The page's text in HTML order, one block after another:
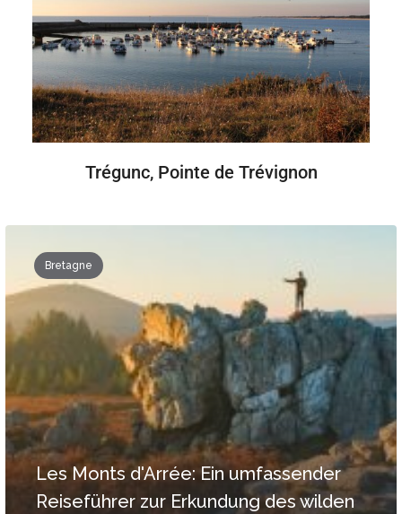
Trégunc, Pointe de Trévignon
Bretagne
Les Monts d'Arrée: Ein umfassender
Reiseführer zur Erkundung des wilden